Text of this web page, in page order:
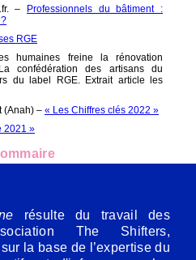
–
Professionnels du bâtiment :
?
RGE
humaines freine la rénovation
confédération des artisans du
du label
RGE. Extrait article les
(Anah) – « Les Chiffres clés 2022 »
2021 »
résulte du travail des
The Shifters,
la base de l’expertise du